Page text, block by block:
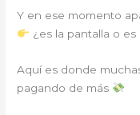
Y en ese momento
¿es la pantalla o es
Aquí es donde
pagando de más